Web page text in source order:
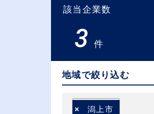
該当企業数
3 件
地域で絞り込む
× 潟上市